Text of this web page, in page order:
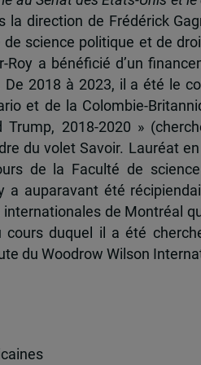
la direction de Frédérick
science politique et de
Roy a bénéficié d’un
2018 à 2023, il a été le
et de la Colombie-
Trump, 2018-2020 »
du volet Savoir. Lauréat
de la Faculté de
a auparavant été
de Montréal
cours duquel il a été
du Woodrow Wilson